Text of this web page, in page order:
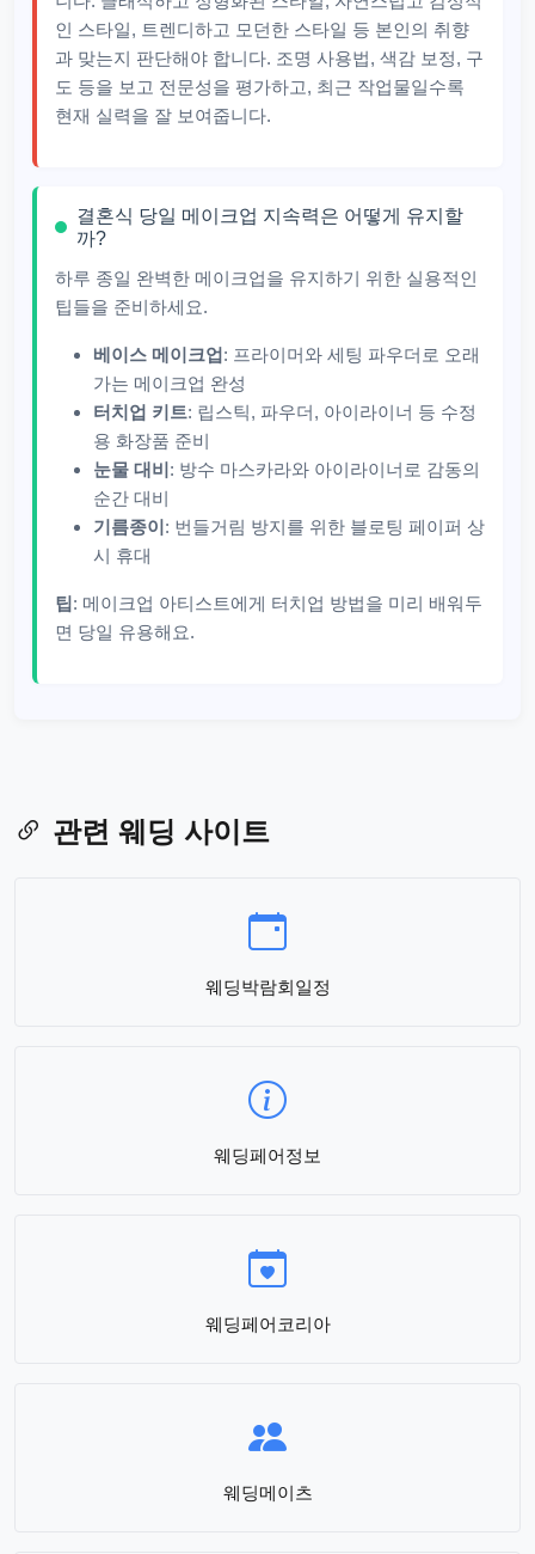
인 스타일, 트렌디하고 모던한 스타일 등 본인의 취향
과 맞는지 판단해야 합니다. 조명 사용법, 색감 보정, 구
도 등을 보고 전문성을 평가하고, 최근 작업물일수록
현재 실력을 잘 보여줍니다.
결혼식 당일 메이크업 지속력은 어떻게 유지할
까?
하루 종일 완벽한 메이크업을 유지하기 위한 실용적인
팁들을 준비하세요.
베이스 메이크업 : 프라이머와 세팅 파우더로 오래
가는 메이크업 완성
터치업 키트: 립스틱, 파우더, 아이라이너 등 수정
용 화장품 준비
눈물 대비: 방수 마스카라와 아이라이너로 감동의
순간 대비
기름종이: 번들거림 방지를 위한 블로팅 페이퍼 상
시 휴대
팁 : 메이크업 아티스트에게 터치업 방법을 미리 배워두
면 당일 유용해요.
관련 웨딩 사이트
웨딩박람회일정
웨딩페어정보
웨딩페어코리아
웨딩메이츠